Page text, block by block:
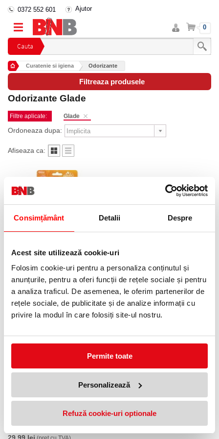
Consimțământ Detalii Despre
Acest site utilizează cookie-uri
Folosim cookie-uri pentru a personaliza conținutul și
anunțurile, pentru a oferi funcții de rețele sociale și pentru
a analiza traficul. De asemenea, le oferim partenerilor de
rețele sociale, de publicitate și de analize informații cu
privire la modul în care folosiți site-ul nostru.
Permite toate
Personalizează
Refuză cookie-uri optionale
Cauta
0372 552 601 Ajutor
Intra
in
cont
Cos 0
Curatenie si igiena Odorizante
Filtreaza produsele
Odorizante Glade
Filtre aplicate: Glade
Ordoneaza dupa:
Afiseaza ca:
Mandarin & Sunshine Glade
(pret cu TVA)
NOUTATI
OFERTE
Odorizant si rezerva 20 ml
Mandarin & Sunshine Glade